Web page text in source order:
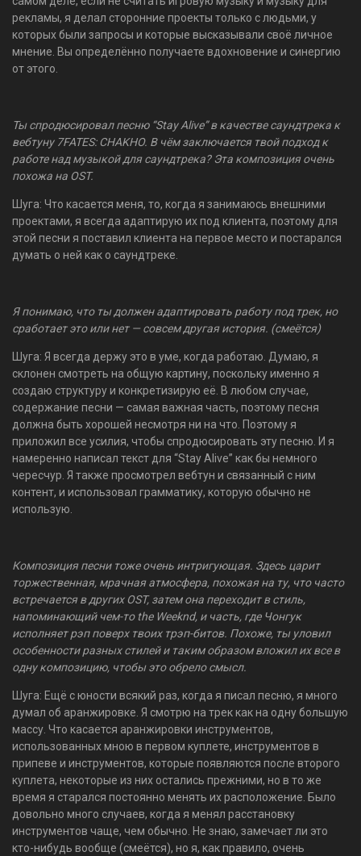
рекламы, я делал сторонние проекты только с людьми, у
которых были запросы и которые высказывали своё личное
мнение. Вы определённо получаете вдохновение и синергию
от этого.
Ты спродюсировал песню “Stay Alive” в качестве саундтрека к
вебтуну 7FATES: CHAKHO. В чём заключается твой подход к
работе над музыкой для саундтрека? Эта композиция очень
похожа на OST.
Шуга: Что касается меня, то, когда я занимаюсь внешними
проектами, я всегда адаптирую их под клиента, поэтому для
этой песни я поставил клиента на первое место и постарался
думать о ней как о саундтреке.
Я понимаю, что ты должен адаптировать работу под трек, но
сработает это или нет — совсем другая история. (смеётся)
Шуга: Я всегда держу это в уме, когда работаю. Думаю, я
склонен смотреть на общую картину, поскольку именно я
создаю структуру и конкретизирую её. В любом случае,
содержание песни — самая важная часть, поэтому песня
должна быть хорошей несмотря ни на что. Поэтому я
приложил все усилия, чтобы спродюсировать эту песню. И я
намеренно написал текст для “Stay Alive” как бы немного
чересчур. Я также просмотрел вебтун и связанный с ним
контент, и использовал грамматику, которую обычно не
использую.
Композиция песни тоже очень интригующая. Здесь царит
торжественная, мрачная атмосфера, похожая на ту, что часто
встречается в других OST, затем она переходит в стиль,
напоминающий чем-то the Weeknd, и часть, где Чонгук
исполняет рэп поверх твоих трэп-битов. Похоже, ты уловил
особенности разных стилей и таким образом вложил их все в
одну композицию, чтобы это обрело смысл.
Шуга: Ещё с юности всякий раз, когда я писал песню, я много
думал об аранжировке. Я смотрю на трек как на одну большую
массу. Что касается аранжировки инструментов,
использованных мною в первом куплете, инструментов в
припеве и инструментов, которые появляются после второго
куплета, некоторые из них остались прежними, но в то же
время я старался постоянно менять их расположение. Было
довольно много случаев, когда я менял расстановку
инструментов чаще, чем обычно. Не знаю, замечает ли это
кто-нибудь вообще (смеётся), но я, как правило, очень